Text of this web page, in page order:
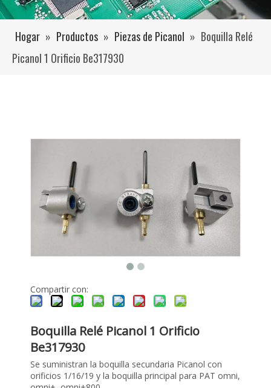
Hogar » Productos » Piezas de Picanol » Boquilla Relé
Picanol 1 Orificio Be317930
Compartir con:
Boquilla Relé Picanol 1 Orificio
Be317930
Se suministran la boquilla secundaria Picanol con
orificios 1/16/19 y la boquilla principal para PAT omni,